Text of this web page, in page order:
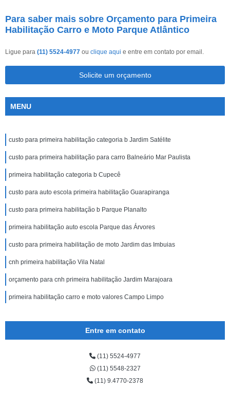
Para saber mais sobre Orçamento para Primeira
Habilitação Carro e Moto Parque Atlântico
Ligue para (11) 5524-4977 ou clique aqui e entre em contato por email.
Solicite um orçamento
MENU
custo para primeira habilitação categoria b Jardim Satélite
custo para primeira habilitação para carro Balneário Mar Paulista
primeira habilitação categoria b Cupecê
custo para auto escola primeira habilitação Guarapiranga
custo para primeira habilitação b Parque Planalto
primeira habilitação auto escola Parque das Árvores
custo para primeira habilitação de moto Jardim das Imbuias
cnh primeira habilitação Vila Natal
orçamento para cnh primeira habilitação Jardim Marajoara
primeira habilitação carro e moto valores Campo Limpo
Entre em contato
(11) 5524-4977
(11) 5548-2327
(11) 9.4770-2378